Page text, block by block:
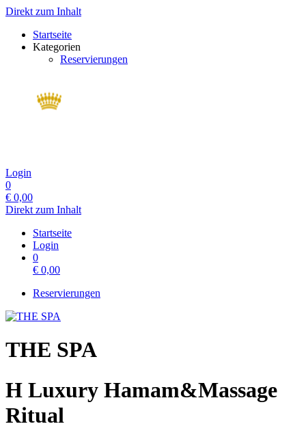
Direkt zum Inhalt
Startseite
Kategorien
Reservierungen
Login
0
€ 0,00
Direkt zum Inhalt
Startseite
Login
0
€ 0,00
Reservierungen
THE SPA
H Luxury Hamam&Massage
Ritual